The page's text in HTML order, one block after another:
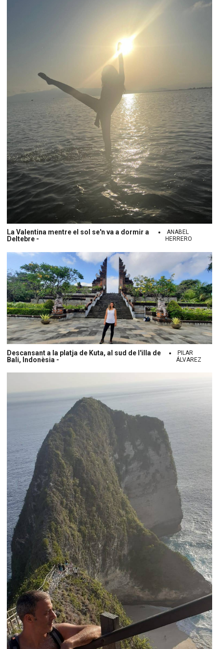
La Valentina mentre el sol se'n va a dormir a
Deltebre -
ANABEL
HERRERO
Descansant a la platja de Kuta, al sud de l'illa de
Bali, Indonèsia -
PILAR
ÁLVAREZ